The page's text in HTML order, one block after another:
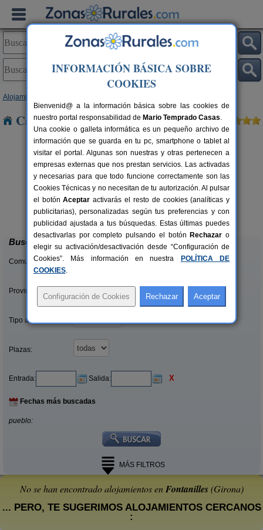
Alojamientos
Casas Rurales cerca de Fontanilles
6 pers.
desde36 €
Can Garganta
Centenys (Girona)
Buscar
Comunidades:
Provincias/Islas:
Tipo alquiler:
Plazas:
Entrada: Salida: X
Fechas más buscadas
pueblo:
MÁS FILTROS
No se han encontrado alojamientos enFontanilles(Girona)
... PERO, TE SUGERIMOS ALOJAMIENTOS CERCANOS
:
INFORMACIÓN BÁSICA SOBRE
COOKIES
Bienvenid@ a la información básica sobre las cookies de
nuestro portal responsabilidad de Mario Temprado Casas.
Una cookie o galleta informática es un pequeño archivo de
información que se guarda en tu pc, smartphone o tablet al
visitar el portal. Algunas son nuestras y otras pertenecen a
empresas externas que nos prestan servicios. Las activadas
y necesarias para que todo funcione correctamente son las
Cookies Técnicas y no necesitan de tu autorización. Al pulsar
el botónAceptar activarás el resto de cookies (analíticas y
publicitarias), personalizadas según tus preferencias y con
publicidad ajustada a tus búsquedas. Estas últimas puedes
desactivarlas por completo pulsando el botón Rechazar o
elegir su activación/desactivación desde “Configuración de
Cookies”. Más información en nuestra
POLÍTICA DE
COOKIES.